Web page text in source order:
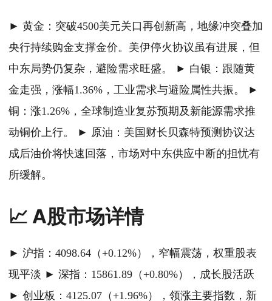
► 黄金：突破4500美元关口再创新高，地缘冲突叠加
央行持续购金支撑金价。美伊停火协议虽有进展，但
中东局势仍复杂，避险需求旺盛。 ► 白银：跟随黄
金走强，涨幅1.36%，工业需求与避险属性共振。 ►
铜：涨1.26%，全球制造业复苏预期及新能源需求推
动铜价上行。 ► 原油：美国财长贝森特预测协议达
成后油价将快速回落，市场对中东供应中断的担忧有
所缓解。
📈 A股市场详情
► 沪指：4098.64（+0.12%），窄幅震荡，权重股表
现平淡 ► 深指：15861.89（+0.80%），成长股活跃
► 创业板：4125.07（+1.96%），领涨主要指数，新